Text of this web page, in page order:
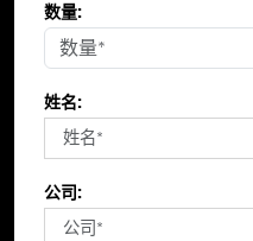
数量:
姓名:
公司: